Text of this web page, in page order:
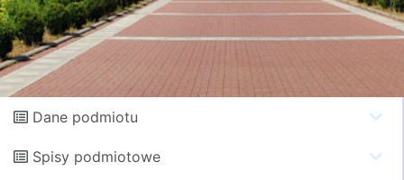
Dane podmiotu
Spisy podmiotowe